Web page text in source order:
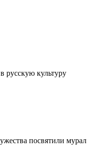
русскую культуру
посвятили мурал